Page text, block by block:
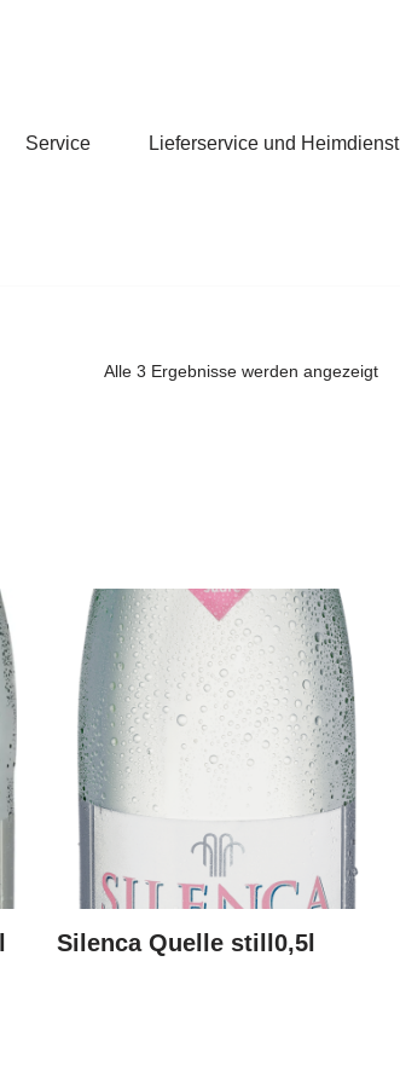
Service Lieferservice und Heimdienst
Alle 3 Ergebnisse werden angezeigt
Silenca Quelle still0,5l